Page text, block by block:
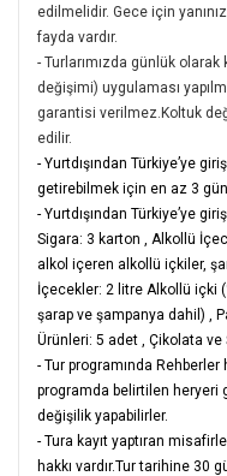
edilmelidir. Gece için
fayda vardır.
- Turlarımızda günlük
değişimi) uygulaması
garantisi verilmez.Koltuk
edilir.
- Yurtdışından Türkiye’ye
getirebilmek için en az 3
- Yurtdışından Türkiye’ye
Sigara: 3 karton , Alkollü
alkol içeren alkollü içkiler,
İçecekler: 2 litre Alkollü içki
şarap ve şampanya dahil) ,
Ürünleri: 5 adet , Çikolata ve
- Tur programında Rehberler
programda belirtilen heryeri
değişilik yapabilirler.
- Tura kayıt yaptıran
hakkı vardır.Tur tarihine 30